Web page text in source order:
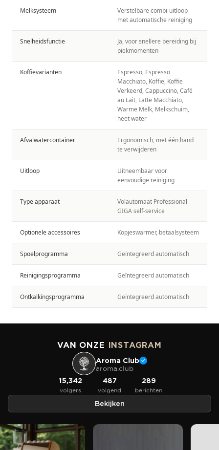
Melksysteem
Verstelbare combi-uitloop
met automatische reiniging
Snelheidsfunctie
Ja, voor snellere bereiding bij
piekmomenten
Koffievarianten
Espresso, Espresso
Macchiato, Koffie, Koffie
Verkeerd, Cappuccino, Café
au Lait, Latte Macchiato,
Warme Melk, Melkschuim,
heet water
Afvalwatercontainer
Ergonomisch, met één hand
te verwijderen
Uitloop
Uitneembaar voor
eenvoudige reiniging
Type apparaat
Volautomaat Professional
GIGA self-service
Optionele accessoires Kopjeswarmer, betaalsysteem
Spoelprogramma Geïntegreerd automatisch
Reinigingsprogramma Geïntegreerd automatisch
Ontkalkingsprogramma Geïntegreerd automatisch
VAN ONZE INSTAGRAM
Aroma Club
aroma.club
15,342
volgers
487
volgend
289
berichten
Bekijken